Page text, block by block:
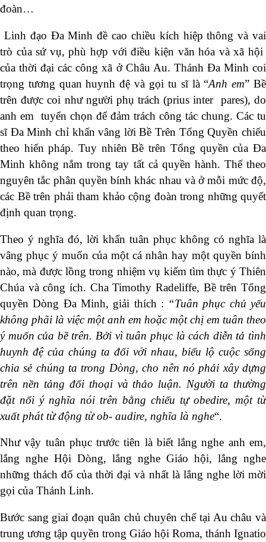
đoàn…
Linh đạo Đa Minh đề cao chiều kích hiệp thông và vai
trò của sứ vụ, phù hợp với điều kiện văn hóa và xã hội
của thời đại các công xã ở Châu Au. Thánh Đa Minh coi
trọng tương quan huynh đệ và gọi tu sĩ là “Anh em” Bề
trên được coi như người phụ trách (prius inter pares), do
anh em tuyển chọn để đảm trách công tác chung. Các tu
sĩ Đa Minh chỉ khấn vâng lời Bề Trên Tổng Quyền chiếu
theo hiến pháp. Tuy nhiên Bề trên Tổng quyền của Đa
Minh không nắm trong tay tất cả quyền hành. Thể theo
nguyên tắc phân quyền bính khác nhau và ở mỗi mức độ,
các Bề trên phải tham khảo cộng đoàn trong những quyết
định quan trọng.
Theo ý nghĩa đó, lời khấn tuân phục không có nghĩa là
vâng phục ý muốn của một cá nhân hay một quyền bính
nào, mà được lồng trong nhiệm vụ kiếm tìm thực ý Thiên
Chúa và công ích. Cha Timothy Radeliffe, Bề trên Tổng
quyền Dòng Đa Minh, giải thích : “Tuân phục chủ yếu
không phãi là việc một anh em hoặc một chị em tuân theo
ý muốn của bề trên. Bởi vì tuân phục là cách diễn tả tình
huynh đệ của chúng ta đối với nhau, biểu lộ cuộc sống
chia sẻ chúng ta trong Dòng, cho nên nó phải xây dựng
trên nền tảng đối thoại và thảo luận. Người ta thường
đặt nổi ý nghĩa nói trên bằng chiếu tự obedire, một từ
xuất phát từ động từ ob- audire, nghĩa là nghe“.
Như vậy tuân phục trước tiên là biết lắng nghe anh em,
lắng nghe Hội Dòng, lắng nghe Giáo hội, lắng nghe
những thách đố của thời đại và nhất là lắng nghe lời mời
gọi của Thánh Linh.
Bước sang giai đoạn quân chủ chuyên chế tại Au châu và
trung ương tập quyền trong Giáo hội Roma, thánh Ignatio